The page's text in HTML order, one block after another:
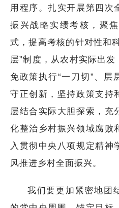
用程序。扎实开展第四次
振兴战略实绩考核，聚
式，提高考核的针对性和
层”制度，从农村实际出
免政策执行“一刀切”、层
守正创新，坚持政策支持
层结合实际大胆探索，充
化整治乡村振兴领域腐败
入贯彻中央八项规定精神
风推进乡村全面振兴。
我们要更加紧密地团